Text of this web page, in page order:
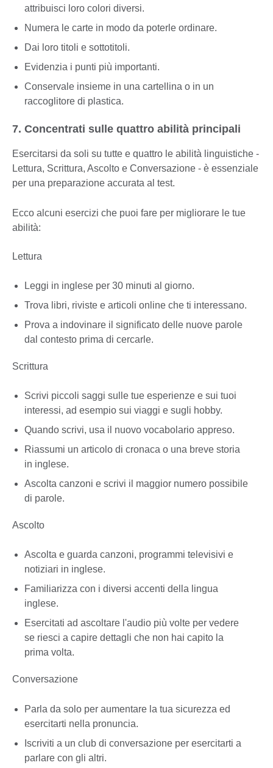
attribuisci loro colori diversi.
Numera le carte in modo da poterle ordinare.
Dai loro titoli e sottotitoli.
Evidenzia i punti più importanti.
Conservale insieme in una cartellina o in un
raccoglitore di plastica.
7. Concentrati sulle quattro abilità principali
Esercitarsi da soli su tutte e quattro le abilità linguistiche -
Lettura, Scrittura, Ascolto e Conversazione - è essenziale
per una preparazione accurata al test.
Ecco alcuni esercizi che puoi fare per migliorare le tue
abilità:
Lettura
Leggi in inglese per 30 minuti al giorno.
Trova libri, riviste e articoli online che ti interessano.
Prova a indovinare il significato delle nuove parole
dal contesto prima di cercarle.
Scrittura
Scrivi piccoli saggi sulle tue esperienze e sui tuoi
interessi, ad esempio sui viaggi e sugli hobby.
Quando scrivi, usa il nuovo vocabolario appreso.
Riassumi un articolo di cronaca o una breve storia
in inglese.
Ascolta canzoni e scrivi il maggior numero possibile
di parole.
Ascolto
Ascolta e guarda canzoni, programmi televisivi e
notiziari in inglese.
Familiarizza con i diversi accenti della lingua
inglese.
Esercitati ad ascoltare l'audio più volte per vedere
se riesci a capire dettagli che non hai capito la
prima volta.
Conversazione
Parla da solo per aumentare la tua sicurezza ed
esercitarti nella pronuncia.
Iscriviti a un club di conversazione per esercitarti a
parlare con gli altri.